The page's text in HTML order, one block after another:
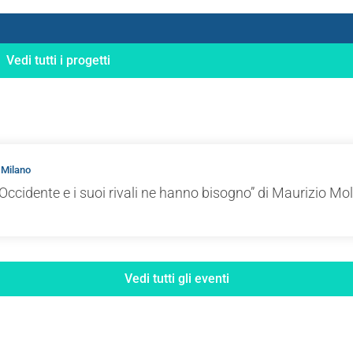
Vedi tutti i progetti
e i suoi rivali ne hanno bisogno” di Maurizio
Vedi tutti gli eventi